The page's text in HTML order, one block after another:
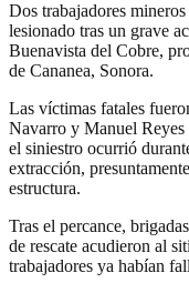
Dos trabajadores
lesionado tras un grave
Buenavista del Cobre,
de Cananea, Sonora.
Las víctimas fatales
Navarro y Manuel
el siniestro ocurrió
extracción,
estructura.
Tras el percance,
de rescate acudieron al
trabajadores ya habían